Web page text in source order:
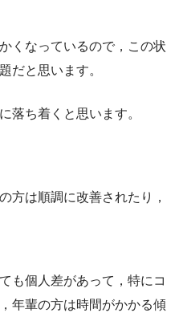
くなっているので，この状
だと思います。
落ち着くと思います。
方は順調に改善されたり，
も個人差があって，特にコ
年輩の方は時間がかかる傾